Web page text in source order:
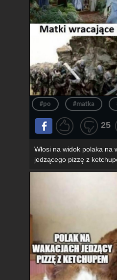
#po #matka
25
Włosi na widok polaka na
jedzącego pizzę z